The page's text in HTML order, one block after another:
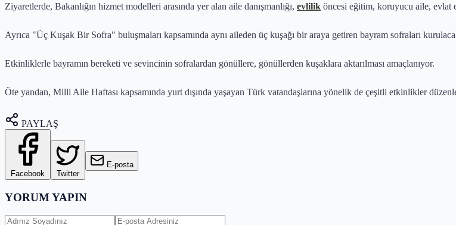
Ziyaretlerde, Bakanlığın hizmet modelleri arasında yer alan aile danışmanlığı, evlilik öncesi eğitim, koruyucu aile,
Ayrıca "Üç Kuşak Bir Sofra" buluşmaları kapsamında aynı aileden üç kuşağı bir araya getiren bayram sofraları
Etkinliklerle bayramın bereketi ve sevincinin sofralardan gönüllere, gönüllerden kuşaklara aktarılması amaçlanıyor.
Öte yandan, Milli Aile Haftası kapsamında yurt dışında yaşayan Türk vatandaşlarına yönelik de çeşitli etkinlikler
PAYLAŞ
Facebook Twitter
E-posta
YORUM YAPIN